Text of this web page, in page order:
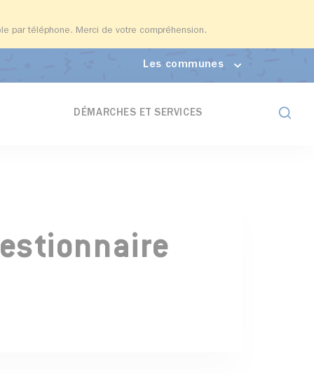
par téléphone. Merci de votre compréhension.
Les communes
DÉMARCHES ET SERVICES